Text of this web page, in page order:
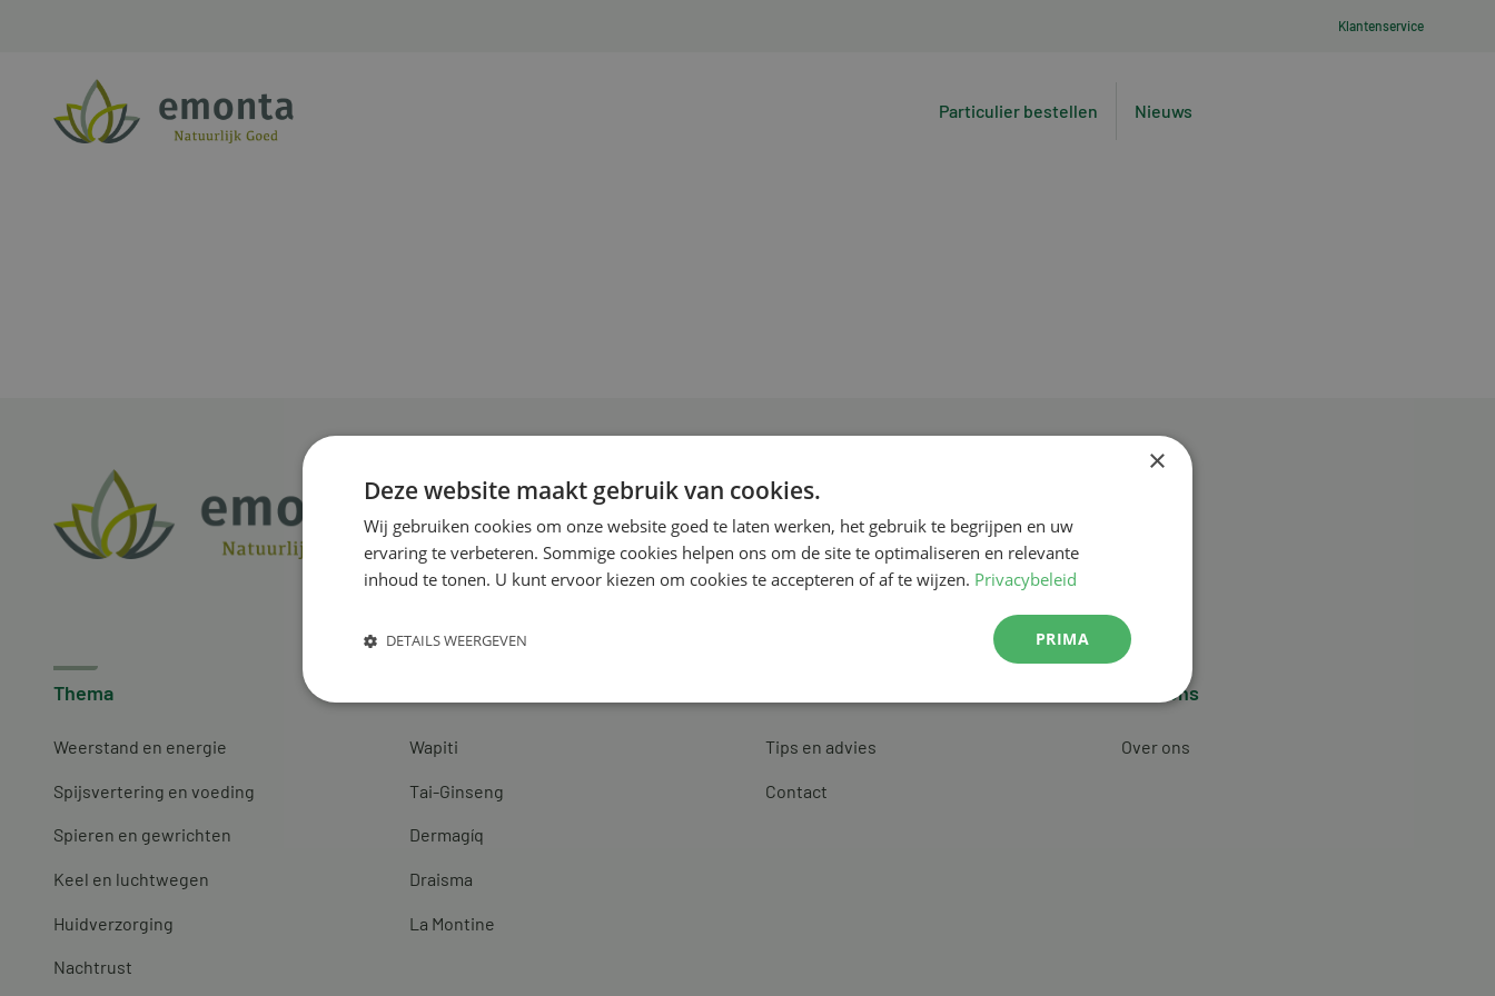
Klantenservice
Particulier bestellen Nieuws
Thema
Weerstand en energie
Spijsvertering en voeding
Spieren en gewrichten
Keel en luchtwegen
Huidverzorging
Nachtrust
Wapiti
Tai-Ginseng
Dermagíq
Draisma
La Montine
Tips en advies
Contact
Over ons
Over ons
×
Deze website maakt gebruik van cookies.
Wij gebruiken cookies om onze website goed te laten werken, het gebruik te begrijpen en uw
ervaring te verbeteren. Sommige cookies helpen ons om de site te optimaliseren en relevante
inhoud te tonen. U kunt ervoor kiezen om cookies te accepteren of af te wijzen. Privacybeleid
PRIMA
DETAILS WEERGEVEN